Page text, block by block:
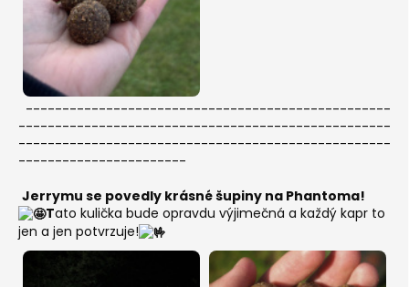
--------------------------------------------------
---------------------------------------------------
---------------------------------------------------
-----------------------
Jerrymu se povedly krásné šupiny na Phantoma!
Tato kulička bude opravdu výjimečná a každý kapr to
jen a jen potvrzuje!